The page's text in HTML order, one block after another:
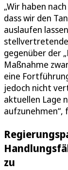
„Wir haben
dass wir den
auslaufen
gegenüber der
Maßnahme
eine
jedoch nicht
aktuellen Lage
aufzunehmen“,
zu